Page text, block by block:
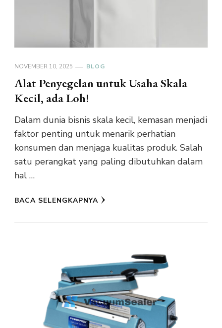
NOVEMBER 10, 2025 BLOG
Alat Penyegelan untuk Usaha Skala
Kecil, ada Loh!
Dalam dunia bisnis skala kecil, kemasan menjadi
faktor penting untuk menarik perhatian
konsumen dan menjaga kualitas produk. Salah
satu perangkat yang paling dibutuhkan dalam
hal …
BACA SELENGKAPNYA